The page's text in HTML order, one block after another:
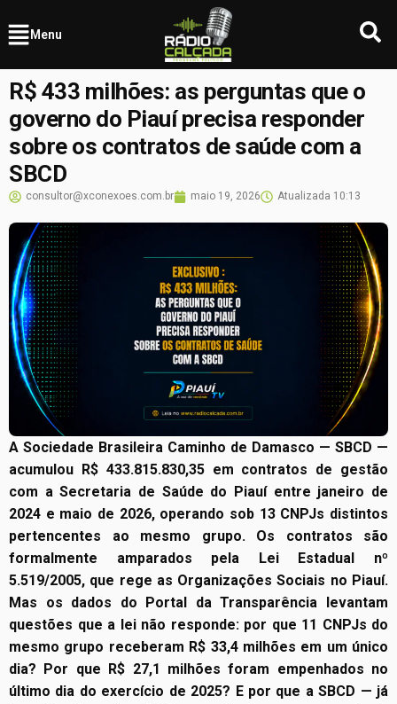
Menu
R$ 433 milhões: as perguntas que o
governo do Piauí precisa responder
sobre os contratos de saúde com a
SBCD
consultor@xconexoes.com.br maio 19, 2026 Atualizada 10:13
A Sociedade Brasileira Caminho de Damasco — SBCD —
acumulou R$ 433.815.830,35 em contratos de gestão
com a Secretaria de Saúde do Piauí entre janeiro de
2024 e maio de 2026, operando sob 13 CNPJs distintos
pertencentes ao mesmo grupo. Os contratos são
formalmente amparados pela Lei Estadual nº
5.519/2005, que rege as Organizações Sociais no Piauí.
Mas os dados do Portal da Transparência levantam
questões que a lei não responde: por que 11 CNPJs do
mesmo grupo receberam R$ 33,4 milhões em um único
dia? Por que R$ 27,1 milhões foram empenhados no
último dia do exercício de 2025? E por que a SBCD — já